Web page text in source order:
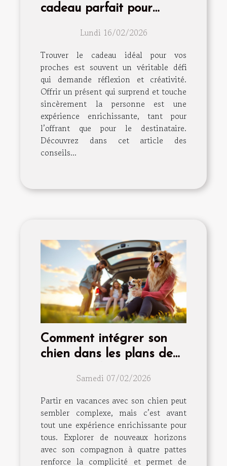
cadeau parfait pour
Lundi 16/02/2026
Trouver le cadeau idéal pour vos
proches est souvent un véritable défi
qui demande réflexion et créativité.
Offrir un présent qui surprend et touche
sincèrement la personne est une
expérience enrichissante, tant pour
l’offrant que pour le destinataire.
Découvrez dans cet article des
conseils...
Comment intégrer son
chien dans les plans de
Samedi 07/02/2026
Partir en vacances avec son chien peut
sembler complexe, mais c’est avant
tout une expérience enrichissante pour
tous. Explorer de nouveaux horizons
avec son compagnon à quatre pattes
renforce la complicité et permet de